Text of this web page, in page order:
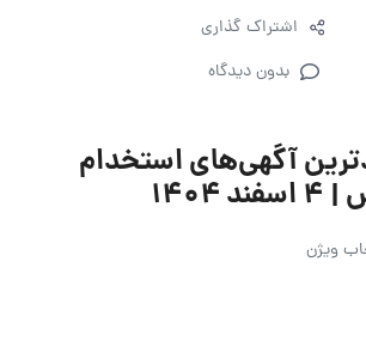
اشتراک گذاری
بدون دیدگاه
آگهی‌های استخدام
ویژن